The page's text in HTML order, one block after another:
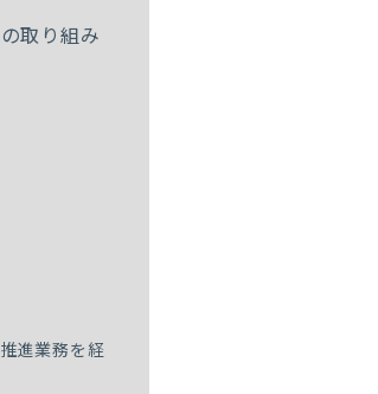
取り組み
進業務を経